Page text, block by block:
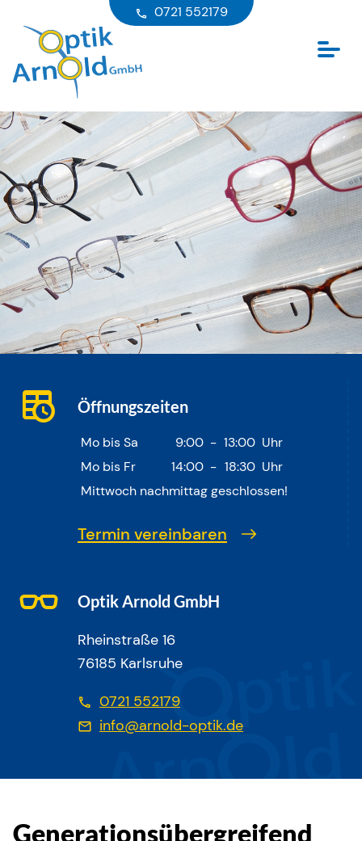
0721 552179
Öffnungszeiten
Mo bis Sa 9:00 - 13:00 Uhr
Mo bis Fr
14:00 - 18:30 Uhr
Mittwoch nachmittag geschlossen!
Termin vereinbaren
Optik Arnold GmbH
Rheinstraße 16
76185 Karlsruhe
0721 552179
info@arnold-optik.de
Generationsübergreifend